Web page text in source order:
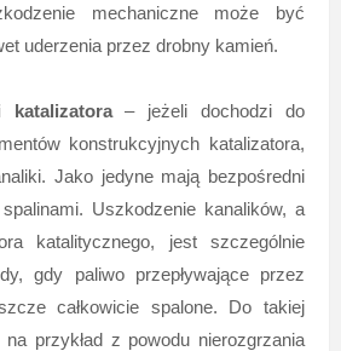
mechaniczne może być
uderzenia przez drobny kamień.
katalizatora– jeżeli dochodzi do
konstrukcyjnych katalizatora,
Jako jedyne mają bezpośredni
Uszkodzenie kanalików, a
katalitycznego, jest szczególnie
gdy paliwo przepływające przez
całkowicie spalone. Do takiej
przykład z powodu nierozgrzania